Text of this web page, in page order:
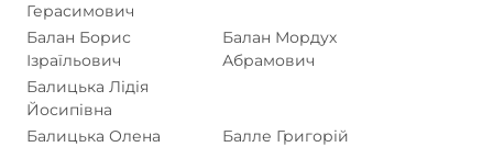
Герасимович
Балан Борис
Ізраїльович
Балан Мордух
Абрамович
Балицька Лідія
Йосипівна
Балицька Олена
Балле Григорій